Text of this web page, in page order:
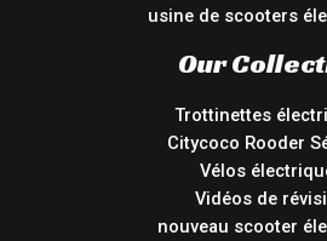
usine de scooters
Our
Trottinettes
Citycoco Rooder
Vélos
Vidéos de
nouveau scooter